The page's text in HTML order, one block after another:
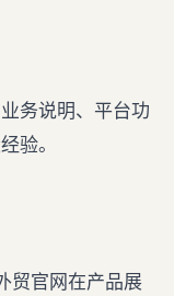
务说明、平台功
验。
贸官网在产品展